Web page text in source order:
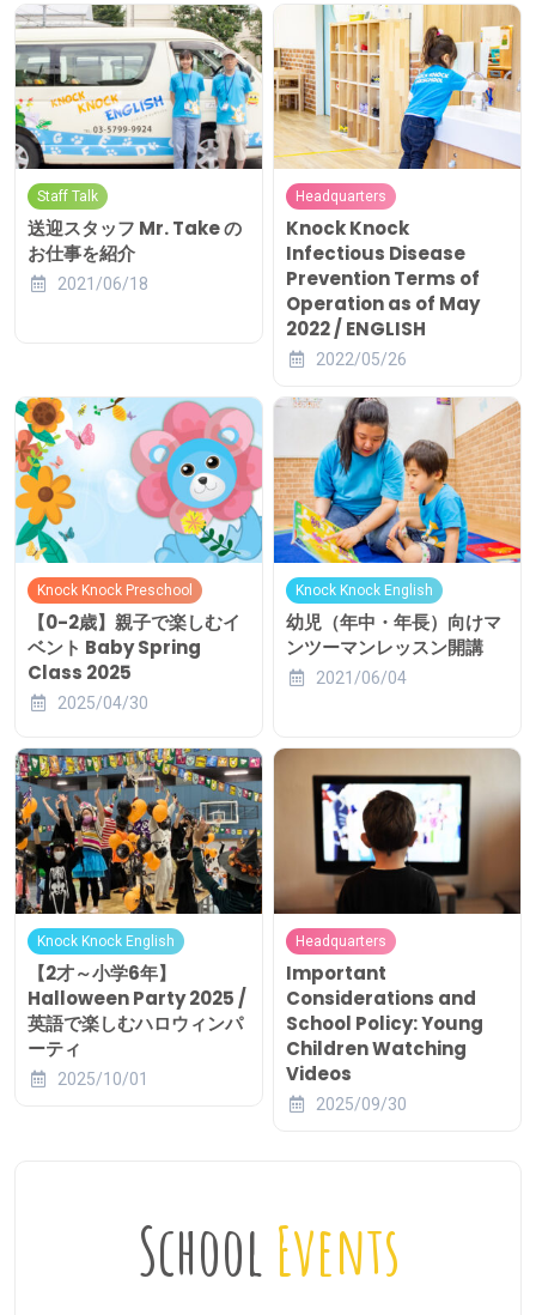
Staff Talk
送迎スタッフ Mr. Take の
お仕事を紹介
2021/06/18
Headquarters
Knock Knock
Infectious Disease
Prevention Terms of
Operation as of May
2022 / ENGLISH
2022/05/26
Knock Knock Preschool
【0-2歳】親子で楽しむイ
ベント Baby Spring
Class 2025
2025/04/30
Knock Knock English
幼児（年中・年長）向けマ
ンツーマンレッスン開講
2021/06/04
Knock Knock English
【2才～小学6年】
Halloween Party 2025 /
英語で楽しむハロウィンパ
ーティ
2025/10/01
Headquarters
Important
Considerations and
School Policy: Young
Children Watching
Videos
2025/09/30
School Events